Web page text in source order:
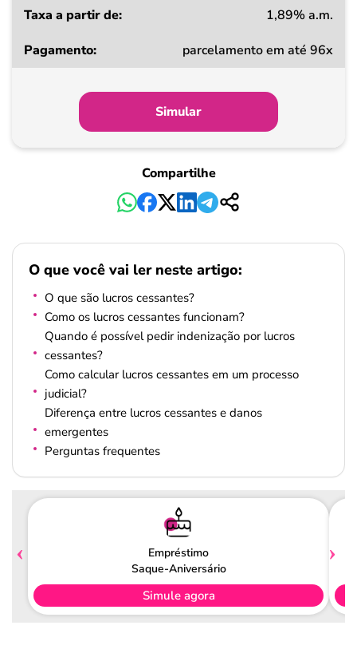
1,89% a.m.
parcelamento em até 96x
Simular
Compartilhe
O que você vai ler neste artigo:
O que são lucros cessantes?
Como os lucros cessantes funcionam?
Quando é possível pedir indenização por lucros
cessantes?
Como calcular lucros cessantes em um processo
judicial?
Diferença entre lucros cessantes e danos
emergentes
Perguntas frequentes
Empréstimo
Saque-Aniversário
Simule agora